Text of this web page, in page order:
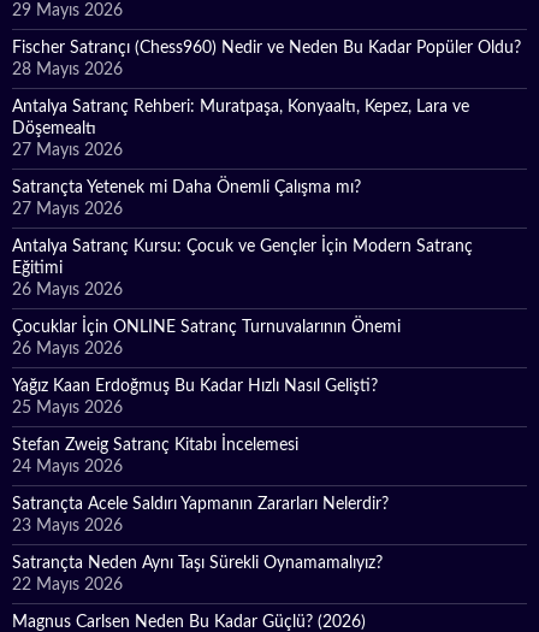
29 Mayıs 2026
Fischer Satrançı (Chess960) Nedir ve Neden Bu Kadar Popüler Oldu?
28 Mayıs 2026
Antalya Satranç Rehberi: Muratpaşa, Konyaaltı, Kepez, Lara ve
Döşemealtı
27 Mayıs 2026
Satrançta Yetenek mi Daha Önemli Çalışma mı?
27 Mayıs 2026
Antalya Satranç Kursu: Çocuk ve Gençler İçin Modern Satranç
Eğitimi
26 Mayıs 2026
Çocuklar İçin ONLINE Satranç Turnuvalarının Önemi
26 Mayıs 2026
Yağız Kaan Erdoğmuş Bu Kadar Hızlı Nasıl Gelişti?
25 Mayıs 2026
Stefan Zweig Satranç Kitabı İncelemesi
24 Mayıs 2026
Satrançta Acele Saldırı Yapmanın Zararları Nelerdir?
23 Mayıs 2026
Satrançta Neden Aynı Taşı Sürekli Oynamamalıyız?
22 Mayıs 2026
Magnus Carlsen Neden Bu Kadar Güçlü? (2026)